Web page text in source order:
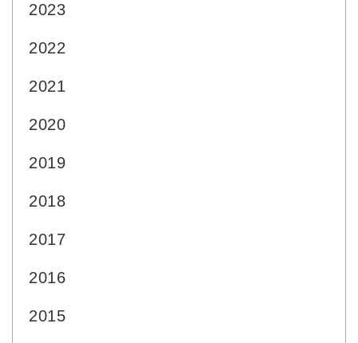
2023
2022
2021
2020
2019
2018
2017
2016
2015